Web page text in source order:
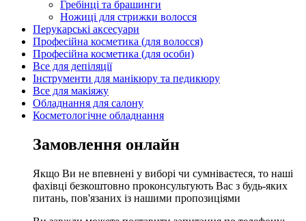
Гребінці та брашинги
Ножиці для стрижки волосся
Перукарські аксесуари
Професійна косметика (для волосся)
Професійна косметика (для особи)
Все для депіляції
Інструменти для манікюру та педикюру
Все для макіяжу
Обладнання для салону
Косметологічне обладнання
Замовлення онлайн
Якщо Ви не впевнені у виборі чи сумніваєтеся, то наші
фахівці безкоштовно проконсультують Вас з будь-яких
питань, пов'язаних із нашими пропозиціями